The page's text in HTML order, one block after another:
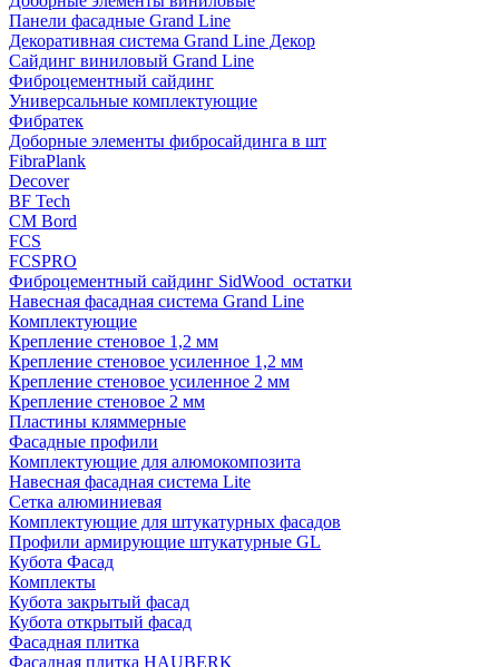
Панели фасадные Grand Line
Декоративная система Grand Line Декор
Сайдинг виниловый Grand Line
Фиброцементный сайдинг
Универсальные комплектующие
Фибратек
Доборные элементы фибросайдинга в шт
FibraPlank
Decover
BF Tech
CM Bord
FCS
FCSPRO
Фиброцементный сайдинг SidWood_остатки
Навесная фасадная система Grand Line
Комплектующие
Крепление стеновое 1,2 мм
Крепление стеновое усиленное 1,2 мм
Крепление стеновое усиленное 2 мм
Крепление стеновое 2 мм
Пластины кляммерные
Фасадные профили
Комплектующие для алюмокомпозита
Навесная фасадная система Lite
Сетка алюминиевая
Комплектующие для штукатурных фасадов
Профили армирующие штукатурные GL
Кубота Фасад
Комплекты
Кубота закрытый фасад
Кубота открытый фасад
Фасадная плитка
Фасадная плитка HAUBERK